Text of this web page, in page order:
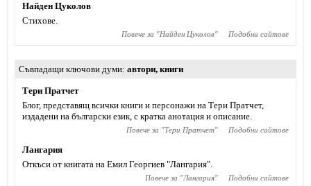
Найден Цуколов
Стихове.
Повече за "Найден Цуколов" Подобни сайтове
Съвпадащи ключови думи автори, книги
Тери Пратчет
Блог, представящ всички книги и персонажи на Тери Пратчет,
издадени на български език, с кратка анотация и описание.
Повече за "Тери Пратчет" Подобни сайтове
Лангария
Откъси от книгата на Емил Георгиев "Лангария".
Повече за "Лангария" Подобни сайтове